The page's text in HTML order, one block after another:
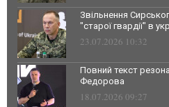
Звільнення
"старої гвардії" в
23.07.2026 10:32
Повний текст
Федорова
18.07.2026 09:27